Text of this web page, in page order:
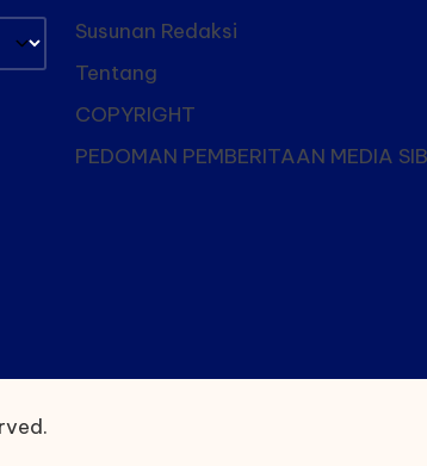
Susunan Redaksi
Tentang
COPYRIGHT
PEDOMAN PEMBERITAAN MEDIA